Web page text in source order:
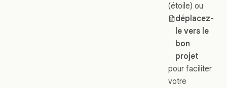
(étoile) ou
déplacez-
le vers le
bon
projet
pour faciliter
votre